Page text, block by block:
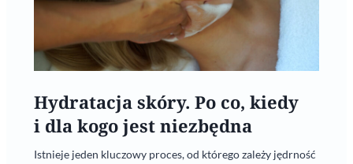
Hydratacja skóry. Po co, kiedy
i dla kogo jest niezbędna
Istnieje jeden kluczowy proces, od którego zależy jędrność